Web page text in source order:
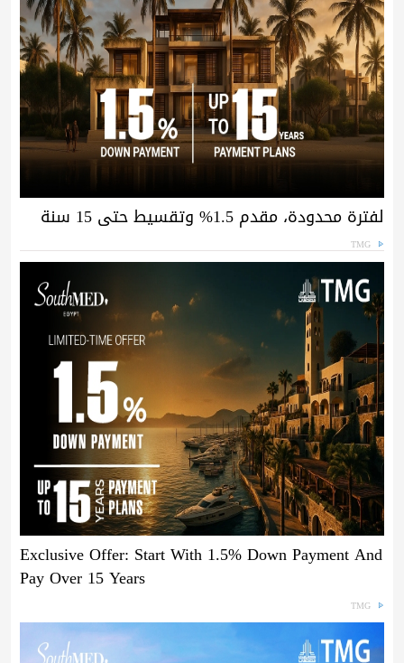
لفترة محدودة، مقدم 1.5% وتقسيط حتى 15 سنة
TMG
Exclusive Offer: Start With 1.5% Down Payment And
Pay Over 15 Years
TMG